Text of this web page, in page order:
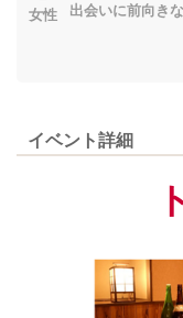
女性 出会いに前向き
イベント詳細